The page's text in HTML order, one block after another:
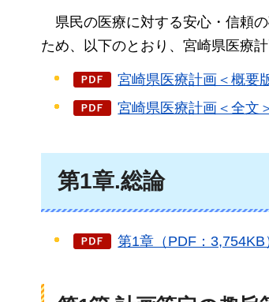
県民の医療に対する安心・信頼
ため、以下のとおり、宮崎県医療計
宮崎県医療計画＜概要
宮崎県医療計画＜全文
第1章.総論
第1章（PDF：3,754KB